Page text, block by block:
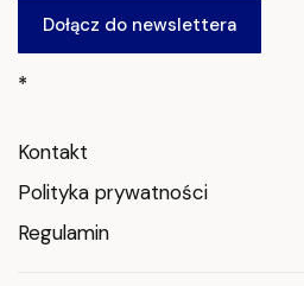
Dołącz do newslettera
Linki w stopce
*
Kontakt
Polityka prywatności
Regulamin